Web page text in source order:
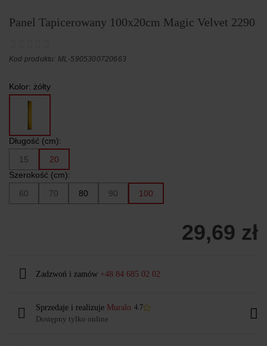
Panel Tapicerowany 100x20cm Magic Velvet 2290
Kod produktu: ML-5905300720663
Kolor: żółty
Długość (cm):
15
20
Szerokość (cm):
60
70 80 90 100
29,69 zł
Zadzwoń i zamów +48 84 685 02 02
Sprzedaje i realizuje Muralo 4.7
Dostępny tylko online